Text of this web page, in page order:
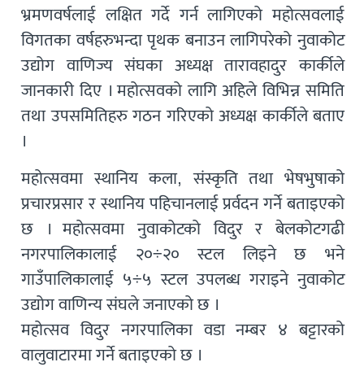
भ्रमणवर्षलाई लक्षित गर्दे गर्न लागिएको महोत्सवलाई
विगतका वर्षहरुभन्दा पृथक बनाउन लागिपरेको नुवाकोट
उद्योग वाणिज्य संघका अध्यक्ष तारावहादुर कार्कीले
जानकारी दिए । महोत्सवको लागि अहिले विभिन्न समिति
तथा उपसमितिहरु गठन गरिएको अध्यक्ष कार्कीले बताए
।
महोत्सवमा स्थानिय कला, संस्कृति तथा भेषभुषाको
प्रचारप्रसार र स्थानिय पहिचानलाई प्रर्वदन गर्ने बताइएको
छ । महोत्सवमा नुवाकोटको विदुर र बेलकोटगढी
नगरपालिकालाई २०÷२० स्टल लिइने छ भने
गाउँपालिकालाई ५÷५ स्टल उपलब्ध गराइने नुवाकोट
उद्योग वाणिन्य संघले जनाएको छ ।
महोत्सव विदुर नगरपालिका वडा नम्बर ४ बट्टारको
वालुवाटारमा गर्ने बताइएको छ ।